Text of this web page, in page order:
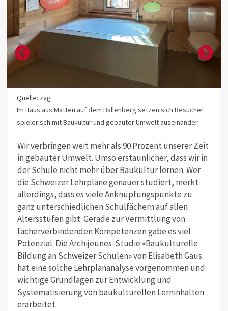
Quelle: zvg
Im Haus aus Matten auf dem Ballenberg setzen sich Besucher
spielerisch mit Baukultur und gebauter Umwelt auseinander.
Wir verbringen weit mehr als 90 Prozent unserer Zeit
in gebauter Umwelt. Umso erstaunlicher, dass wir in
der Schule nicht mehr über Baukultur lernen. Wer
die Schweizer Lehrpläne genauer studiert, merkt
allerdings, dass es viele Anknüpfungspunkte zu
ganz unterschiedlichen Schulfächern auf allen
Altersstufen gibt. Gerade zur Vermittlung von
fächerverbindenden Kompetenzen gäbe es viel
Potenzial. Die Archijeunes-Studie «Baukulturelle
Bildung an Schweizer Schulen» von Elisabeth Gaus
hat eine solche Lehrplananalyse vorgenommen und
wichtige Grundlagen zur Entwicklung und
Systematisierung von baukulturellen Lerninhalten
erarbeitet.